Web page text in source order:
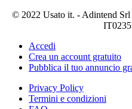
© 2022 Usato it. - Adintend
Accedi
Crea un account gratuito
Pubblica il tuo annuncio
Privacy Policy
Termini e condizioni